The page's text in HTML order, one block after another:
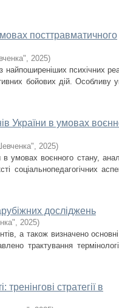
посттравматичного
, 2025)
психічних
бойових дій. Особливу
України в умовах
, 2025)
в умовах воєнного стану,
соціальнопедагогічних
досліджень
, 2025)
а також визначено основні
трактування
стратегії в